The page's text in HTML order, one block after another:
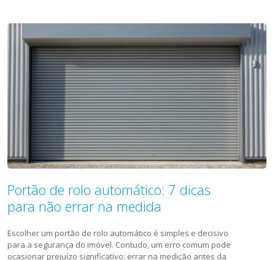
Portão de rolo automático: 7 dicas
para não errar na medida
Escolher um portão de rolo automático é simples e decisivo
para a segurança do imóvel. Contudo, um erro comum pode
ocasionar prejuízo significativo: errar na medição antes da